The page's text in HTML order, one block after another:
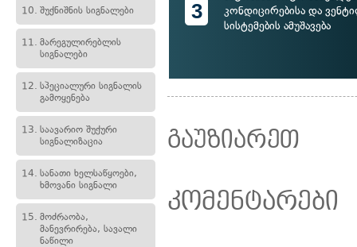
10. შუქნიშნის სიგნალები
11. მარეგულირებლის
სიგნალები
12. სპეციალური სიგნალის
გამოყენება
13. საავარიო შუქური
სიგნალიზაცია
14. სანათი ხელსაწყოები,
ხმოვანი სიგნალი
15. მოძრაობა,
მანევრირება, სავალი
ნაწილი
3
კონდიცირებისა და
სისტემების ამუშავება
გაუზიარეთ
კომენტარები